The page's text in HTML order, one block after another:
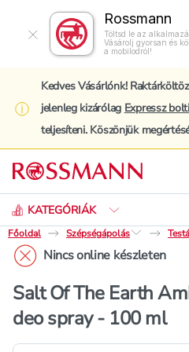
Rossmann
Töltsd le az
Vásárolj gyorsan és
a mobilodról!
Kedves Vásárlónk!
jelenleg kizárólag Expressz
teljesíteni. Köszönjük
KATEGÓRIÁK
Keresés
Főoldal
Szépségápolás
Nincs online készleten
Salt Of The Earth
deo spray - 100 ml